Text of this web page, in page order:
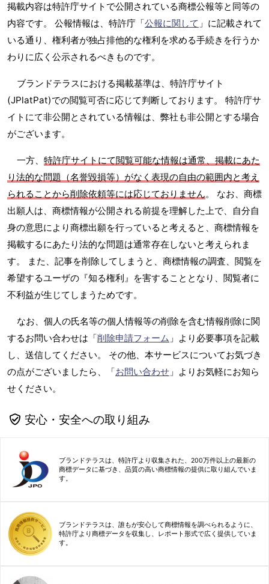
掲載内容は特許庁サイトで公開されている商標公報等と同等の
内容です。 公報情報は、特許庁「公報に関して 」に記載されて
いる通り、権利者が独占排他的な権利を求める手続きを行うか
わりに広く公示されるべきものです。
ブランドテラスにおける掲載基準は、特許庁サイト
(JPlatPat)での閲覧可否に応じて判断しております。 特許庁サ
イトにて非公開とされている情報は、弊社も非公開とする場合
がございます。
一方、 特許庁サイトにて閲覧可能な情報は通常、掲載にあた
り法的な問題（名誉毀損等）がなく表現の自由の範囲内と考え
られることから削除依頼等には応じておりません。 なお、商標
出願人は、商標情報が公開される前提を理解した上で、自分自
身の意思により商標出願を行っていると考えると、商標情報を
掲載するにあたり法的な問題は通常存在しないと考えられま
す。 また、記事を削除してしまうと、商標情報の調査、閲覧を
希望するユーザの『知る権利』を害することとなり、閲覧者に
不利益が生じてしまうためです。
なお、個人の氏名等の個人情報等の削除を含む情報削除に関
するお問い合わせは「削除申請フォーム 」より必要事項を記載
し、送信してください。 その他、本サービスについてお気づき
の点がございましたら、「お問い合わせ 」よりお気軽にお知ら
せください。
安心・安全への取り組み
ブランドテラスは、特許庁より収集された、200万件以上の最新の
商標データに基づき、品質の高い商標情報の提供に取り組んでいま
す。
ブランドテラスは、誰もが安心して商標情報を調べられるように、
特許庁より商標データを収集し、レポート形式で広く提供していま
す。